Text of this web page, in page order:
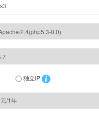
独立IP